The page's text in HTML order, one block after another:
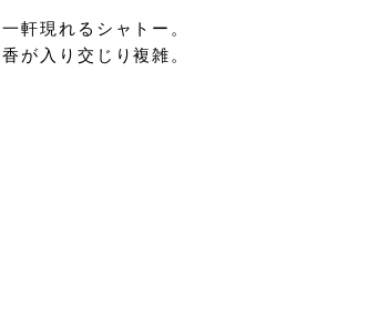
軒現れるシャトー。
が入り交じり複雑。